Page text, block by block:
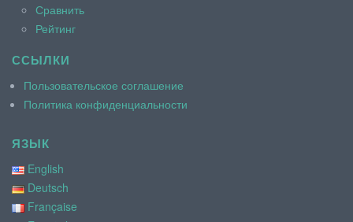
Сравнить
Рейтинг
ССЫЛКИ
Пользовательское соглашение
Политика конфиденциальности
ЯЗЫК
English
Deutsch
Française